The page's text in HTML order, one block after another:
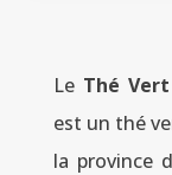
Le Thé
est un thé
la province